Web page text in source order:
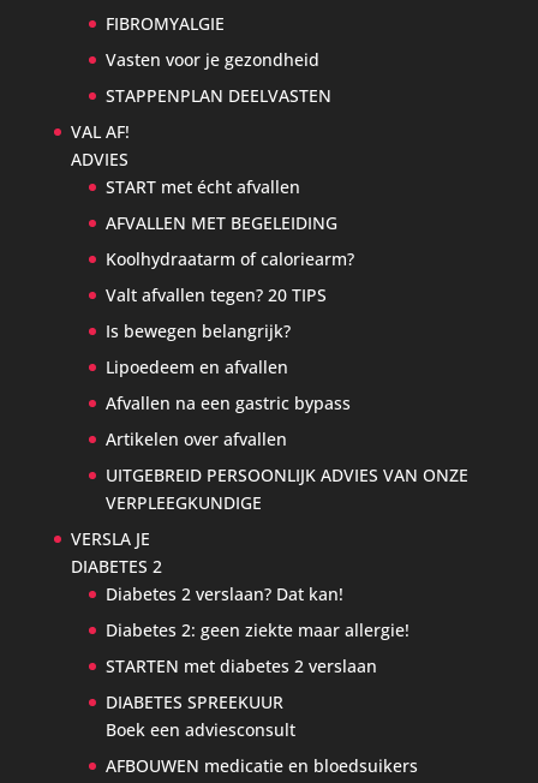
FIBROMYALGIE
Vasten voor je gezondheid
STAPPENPLAN DEELVASTEN
VAL AF!
ADVIES
START met écht afvallen
AFVALLEN MET BEGELEIDING
Koolhydraatarm of caloriearm?
Valt afvallen tegen? 20 TIPS
Is bewegen belangrijk?
Lipoedeem en afvallen
Afvallen na een gastric bypass
Artikelen over afvallen
UITGEBREID PERSOONLIJK ADVIES VAN ONZE
VERPLEEGKUNDIGE
VERSLA JE
DIABETES 2
Diabetes 2 verslaan? Dat kan!
Diabetes 2: geen ziekte maar allergie!
STARTEN met diabetes 2 verslaan
DIABETES SPREEKUUR
Boek een adviesconsult
AFBOUWEN medicatie en bloedsuikers